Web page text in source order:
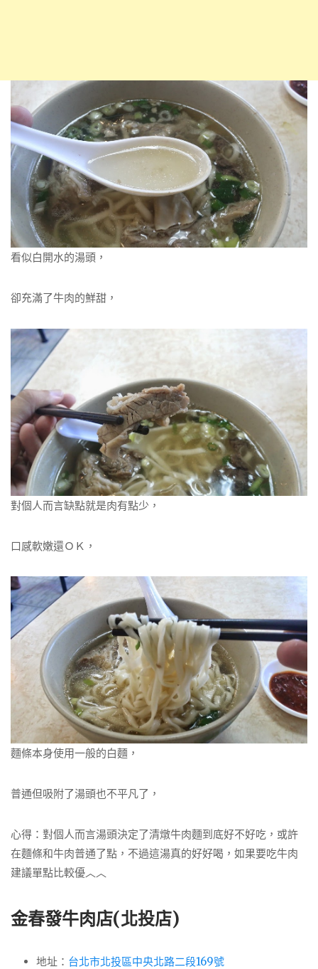
看似白開水的湯頭，
卻充滿了牛肉的鮮甜，
對個人而言缺點就是肉有點少，
口感軟嫩還ＯＫ，
麵條本身使用一般的白麵，
普通但吸附了湯頭也不平凡了，
心得：對個人而言湯頭決定了清燉牛肉麵到底好不好吃，或許
在麵條和牛肉普通了點，不過這湯真的好好喝，如果要吃牛肉
建議單點比較優︿︿
金春發牛肉店(北投店)
地址： 台北市北投區中央北路二段169號